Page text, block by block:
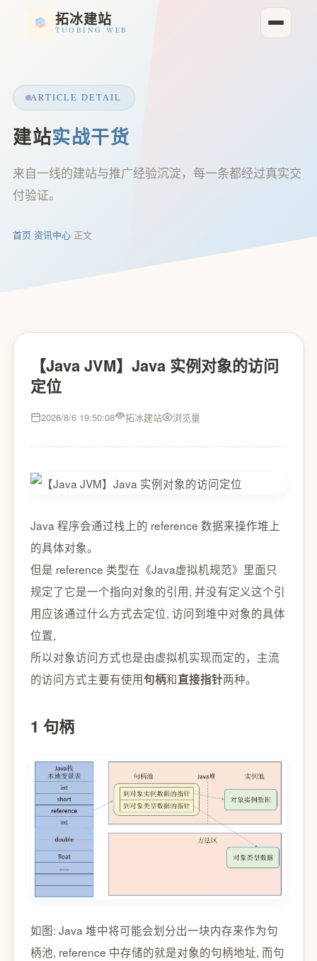
拓冰建站
TUOBING WEB
ARTICLE DETAIL
建站实战干货
来自一线的建站与推广经验沉淀，每一条都经过真实交
付验证。
首页/资讯中心/正文
【Java JVM】Java 实例对象的访问
定位
2026/8/6 19:50:08 拓冰建站 浏览量
Java 程序会通过栈上的 reference 数据来操作堆上
的具体对象。
但是 reference 类型在《Java虚拟机规范》里面只
规定了它是一个指向对象的引用, 并没有定义这个引
用应该通过什么方式去定位, 访问到堆中对象的具体
位置,
所以对象访问方式也是由虚拟机实现而定的，主流
的访问方式主要有使用句柄和直接指针两种。
1 句柄
如图: Java 堆中将可能会划分出一块内存来作为句
柄池, reference 中存储的就是对象的句柄地址, 而句